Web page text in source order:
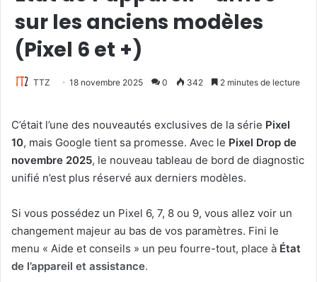
sur les anciens modèles
(Pixel 6 et +)
TTZ 18 novembre 2025 0 342 2 minutes de lecture
C’était l’une des nouveautés exclusives de la série Pixel
10, mais Google tient sa promesse. Avec le Pixel Drop de
novembre 2025, le nouveau tableau de bord de diagnostic
unifié n’est plus réservé aux derniers modèles.
Si vous possédez un Pixel 6, 7, 8 ou 9, vous allez voir un
changement majeur au bas de vos paramètres. Fini le
menu « Aide et conseils » un peu fourre-tout, place à État
de l’appareil et assistance.